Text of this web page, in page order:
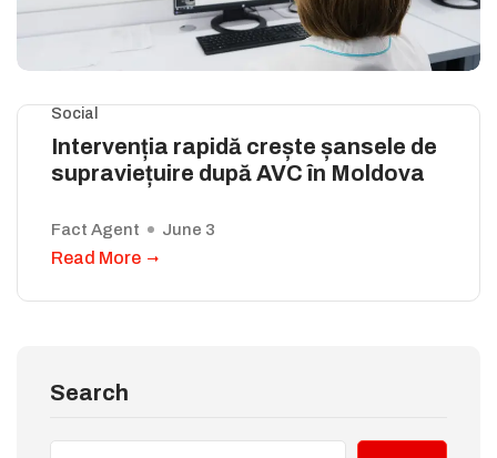
Social
Intervenția rapidă crește șansele de
supraviețuire după AVC în Moldova
Fact Agent June 3
Read More
Search